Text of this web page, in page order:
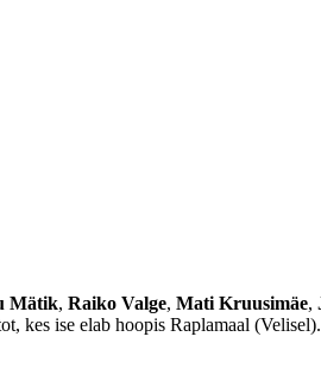
Mätik, Raiko Valge, Mati Kruusimäe,
kes ise elab hoopis Raplamaal